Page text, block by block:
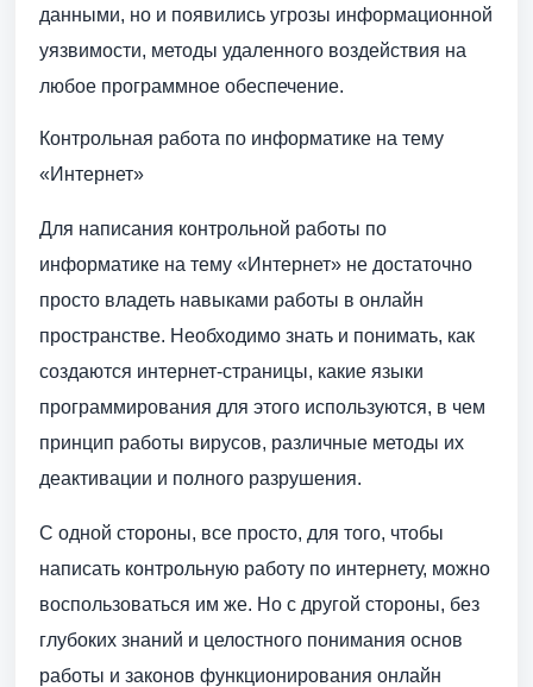
данными, но и появились угрозы информационной
уязвимости, методы удаленного воздействия на
любое программное обеспечение.
Контрольная работа по информатике на тему
«Интернет»
Для написания контрольной работы по
информатике на тему «Интернет» не достаточно
просто владеть навыками работы в онлайн
пространстве. Необходимо знать и понимать, как
создаются интернет-страницы, какие языки
программирования для этого используются, в чем
принцип работы вирусов, различные методы их
деактивации и полного разрушения.
С одной стороны, все просто, для того, чтобы
написать контрольную работу по интернету, можно
воспользоваться им же. Но с другой стороны, без
глубоких знаний и целостного понимания основ
работы и законов функционирования онлайн